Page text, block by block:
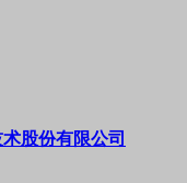
股份有限公司